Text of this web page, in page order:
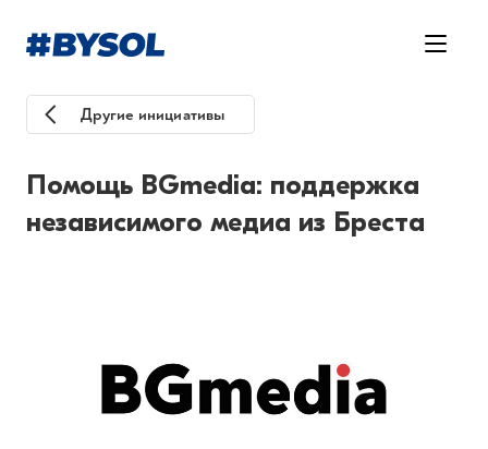
Другие инициативы
Помощь BGmedia: поддержка
независимого медиа из Бреста